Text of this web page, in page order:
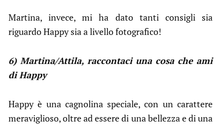
Martina, invece, mi ha dato tanti consigli sia
riguardo Happy sia a livello fotografico!
6) Martina/Attila, raccontaci una cosa che ami
di Happy
Happy è una cagnolina speciale, con un carattere
meraviglioso, oltre ad essere di una bellezza e di una